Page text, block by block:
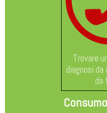
Trovare
diagnosi
da